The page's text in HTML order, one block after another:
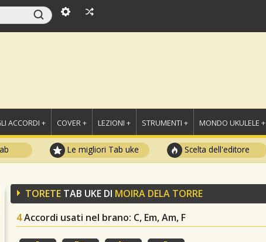
ACCORDI + COVER + LEZIONI + STRUMENTI + MONDO UKULELE +
Le migliori Tab uke Scelta dell'editore
TORETE TAB UKE DI MOIRA DELA TORRE
4Accordi usati nel brano: C, Em, Am, F